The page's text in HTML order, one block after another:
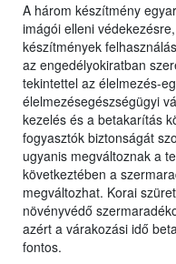
A három készítmény
imágói elleni
készítmények
az engedélyokiratban
tekintettel az élelmezés-
élelmezésegészségügyi
kezelés és a betakarítás
fogyasztók biztonságát
ugyanis megváltoznak a
következtében a
megváltozhat. Korai
növényvédő
azért a várakozási idő
fontos.